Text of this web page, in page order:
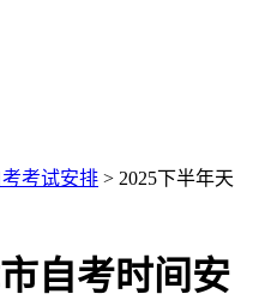
考试安排 > 2025下半年天
自考时间安